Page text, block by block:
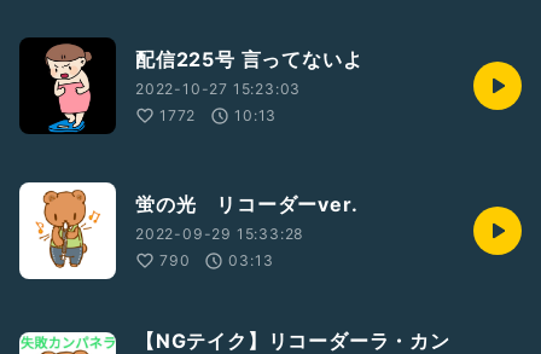
配信225号 言ってないよ
2022-10-27 15:23:03
1772
10:13
蛍の光 リコーダーver.
2022-09-29 15:33:28
790
03:13
【NGテイク】リコーダーラ・カン